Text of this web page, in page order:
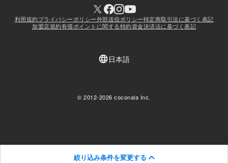
絞り込み条件を変更する